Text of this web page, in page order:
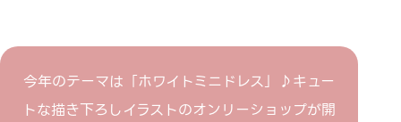
今年のテーマは「ホワイトミニドレス」♪キュー
トな描き下ろしイラストのオンリーショップが開